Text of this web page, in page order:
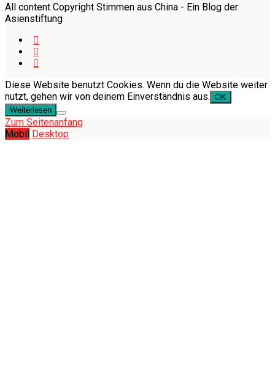
All content Copyright Stimmen aus China - Ein Blog der
Asienstiftung
Diese Website benutzt Cookies. Wenn du die Website weiter
nutzt, gehen wir von deinem Einverständnis aus. OK
Weiterlesen
Zum Seitenanfang
Mobil Desktop